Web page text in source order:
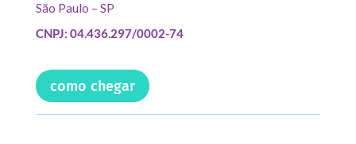
São Paulo – SP
CNPJ: 04.436.297/0002-74
como chegar